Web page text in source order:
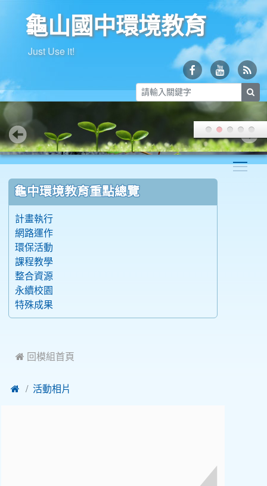
龜山國中環境教育
Just Use it!
龜中環境教育重點總覽
計畫執行
網路運作
環保活動
課程教學
整合資源
永續校園
特殊成果
 回模組首頁
 活動相片